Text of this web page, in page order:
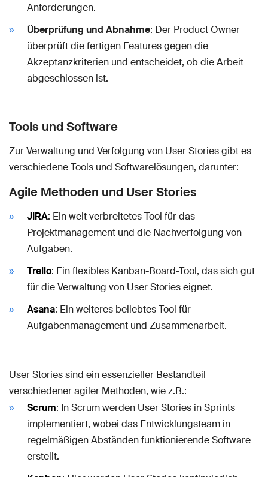
Anforderungen.
Überprüfung und Abnahme: Der Product Owner
überprüft die fertigen Features gegen die
Akzeptanzkriterien und entscheidet, ob die Arbeit
abgeschlossen ist.
Tools und Software
Zur Verwaltung und Verfolgung von User Stories gibt es
verschiedene Tools und Softwarelösungen, darunter:
Agile Methoden und User Stories
JIRA: Ein weit verbreitetes Tool für das
Projektmanagement und die Nachverfolgung von
Aufgaben.
Trello: Ein flexibles Kanban-Board-Tool, das sich gut
für die Verwaltung von User Stories eignet.
Asana: Ein weiteres beliebtes Tool für
Aufgabenmanagement und Zusammenarbeit.
User Stories sind ein essenzieller Bestandteil
verschiedener agiler Methoden, wie z.B.:
Scrum: In Scrum werden User Stories in Sprints
implementiert, wobei das Entwicklungsteam in
regelmäßigen Abständen funktionierende Software
erstellt.